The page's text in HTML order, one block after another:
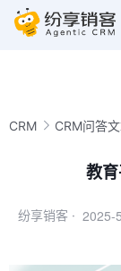
CRM CRM问答
教
纷享销客 · 2025-